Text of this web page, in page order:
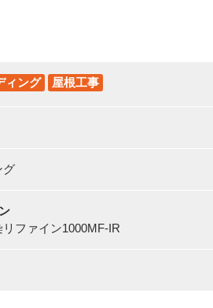
ィング 屋根工事
グ
ファイン1000MF-IR